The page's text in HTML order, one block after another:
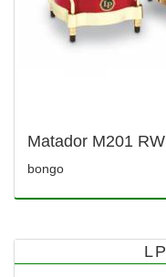
Matador M201 RW
bongo
LP